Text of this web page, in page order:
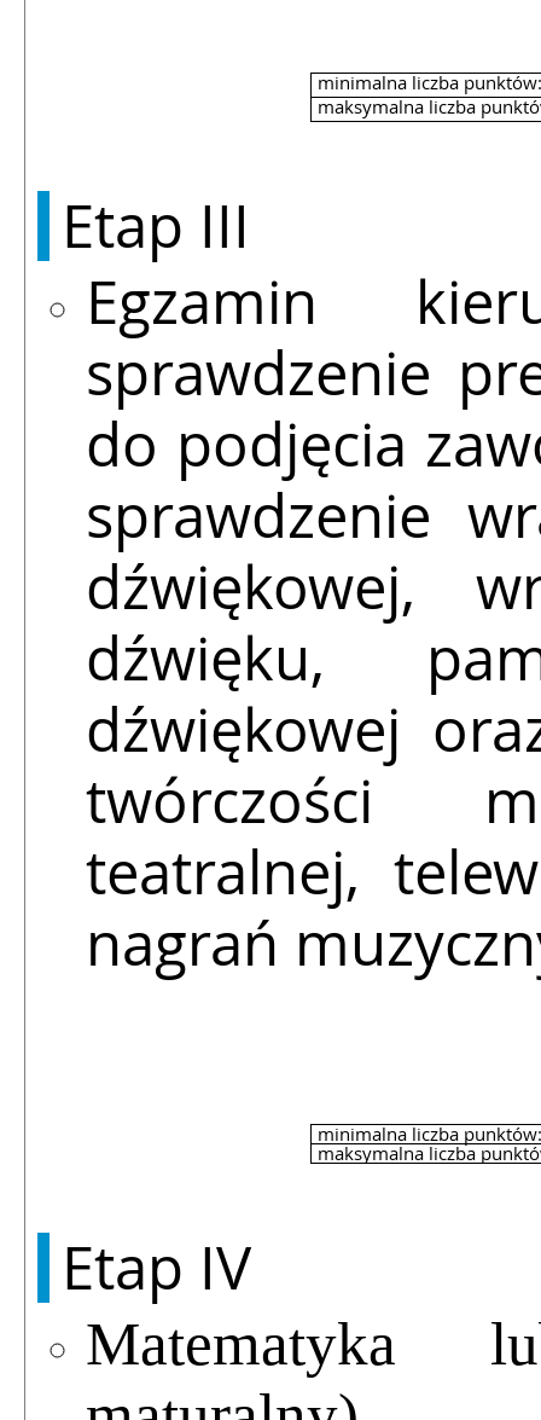
minimalna liczba
maksymalna liczba
Etap III
Egzamin
sprawdzenie
do podjęcia
sprawdzenie
dźwiękowej,
dźwięku,
dźwiękowej
twórczości
teatralnej,
nagrań
minimalna liczba
maksymalna liczba
Etap IV
Matematyka